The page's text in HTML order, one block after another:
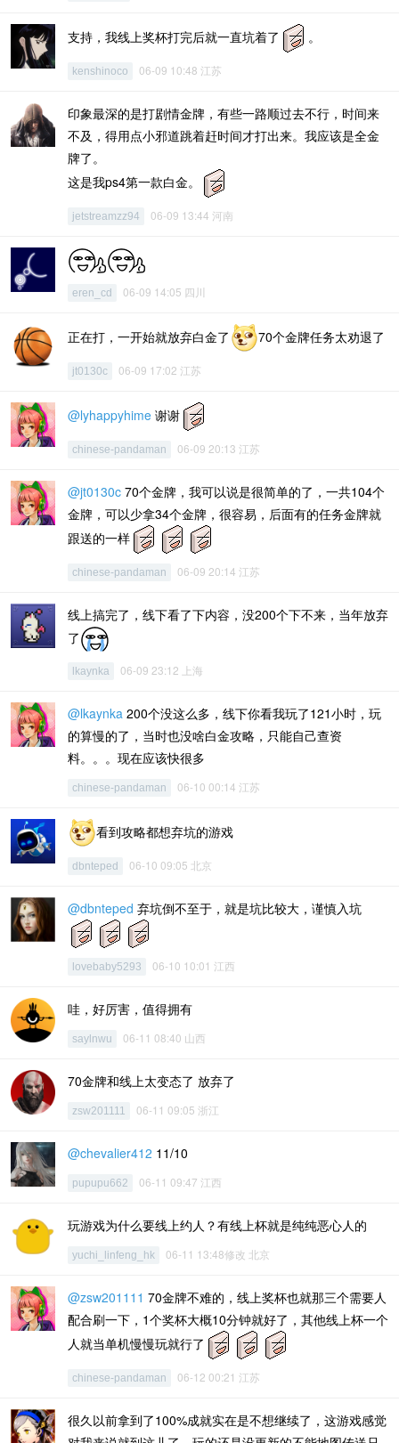
支持，我线上奖杯打完后就一直坑着了 。
kenshinoco 06-09 10:48 江苏
印象最深的是打剧情金牌，有些一路顺过去不行，时间来
不及，得用点小邪道跳着赶时间才打出来。我应该是全金
牌了。
这是我ps4第一款白金。
jetstreamzz94 06-09 13:44 河南
eren_cd 06-09 14:05 四川
正在打，一开始就放弃白金了 70个金牌任务太劝退了
jt0130c 06-09 17:02 江苏
@lyhappyhime 谢谢
chinese-pandaman 06-09 20:13 江苏
@jt0130c 70个金牌，我可以说是很简单的了，一共104个
金牌，可以少拿34个金牌，很容易，后面有的任务金牌就
跟送的一样
chinese-pandaman 06-09 20:14 江苏
线上搞完了，线下看了下内容，没200个下不来，当年放弃
了
lkaynka 06-09 23:12 上海
@lkaynka 200个没这么多，线下你看我玩了121小时，玩
的算慢的了，当时也没啥白金攻略，只能自己查资
料。。。现在应该快很多
chinese-pandaman 06-10 00:14 江苏
看到攻略都想弃坑的游戏
dbnteped 06-10 09:05 北京
@dbnteped 弃坑倒不至于，就是坑比较大，谨慎入坑
lovebaby5293 06-10 10:01 江西
哇，好厉害，值得拥有
saylnwu 06-11 08:40 山西
70金牌和线上太变态了 放弃了
zsw201111 06-11 09:05 浙江
@chevalier412 11/10
pupupu662 06-11 09:47 江西
玩游戏为什么要线上约人？有线上杯就是纯纯恶心人的
yuchi_linfeng_hk 06-11 13:48修改 北京
@zsw201111 70金牌不难的，线上奖杯也就那三个需要人
配合刷一下，1个奖杯大概10分钟就好了，其他线上杯一个
人就当单机慢慢玩就行了
chinese-pandaman 06-12 00:21 江苏
很久以前拿到了100%成就实在是不想继续了，这游戏感觉